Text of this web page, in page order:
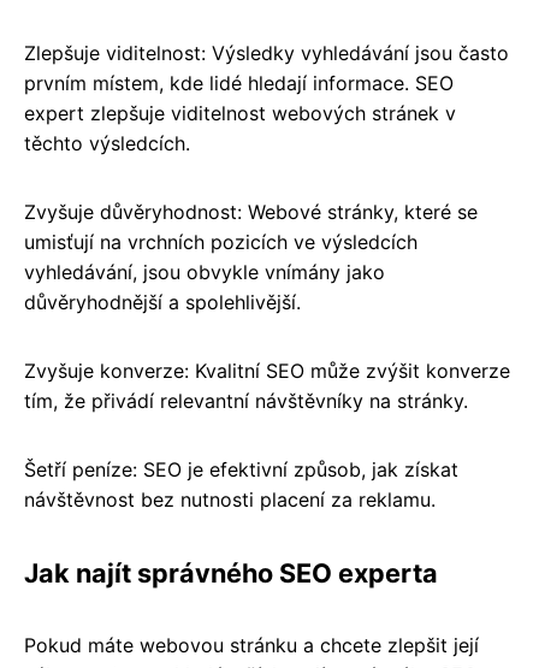
Zlepšuje viditelnost: Výsledky vyhledávání jsou často
prvním místem, kde lidé hledají informace. SEO
expert zlepšuje viditelnost webových stránek v
těchto výsledcích.
Zvyšuje důvěryhodnost: Webové stránky, které se
umisťují na vrchních pozicích ve výsledcích
vyhledávání, jsou obvykle vnímány jako
důvěryhodnější a spolehlivější.
Zvyšuje konverze: Kvalitní SEO může zvýšit konverze
tím, že přivádí relevantní návštěvníky na stránky.
Šetří peníze: SEO je efektivní způsob, jak získat
návštěvnost bez nutnosti placení za reklamu.
Jak najít správného SEO experta
Pokud máte webovou stránku a chcete zlepšit její